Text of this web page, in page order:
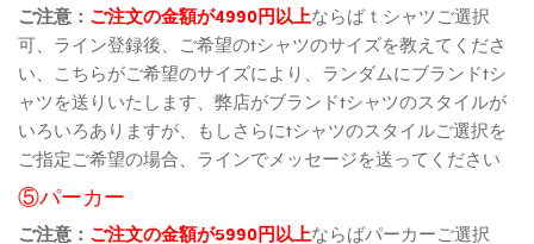
ご注意： ご注文の金額が4990円以上ならばｔシャツご選択
可、ライン登録後、ご希望のtシャツのサイズを教えてくださ
い、こちらがご希望のサイズにより、ランダムにブランドtシ
ャツを送りいたします、弊店がブランドtシャツのスタイルが
いろいろありますが、もしさらにtシャツのスタイルご選択を
ご指定ご希望の場合、ラインでメッセージを送ってください
⑤パーカー
ご注意： ご注文の金額が5990円以上ならばパーカーご選択